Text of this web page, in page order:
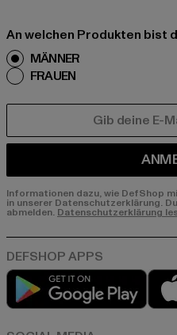
An welchen Produkten bist
MÄNNER
FRAUEN
Informationen dazu, wie DefShop
in unserer Datenschutzerklärung.
abmelden. Datenschutzerklärung